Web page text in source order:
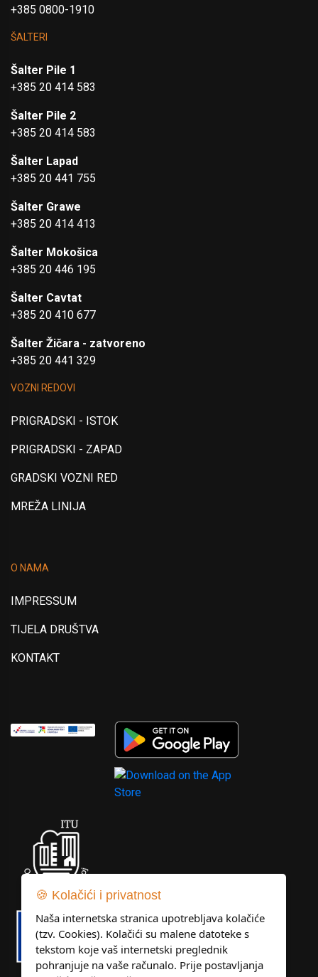
+385 0800-1910
ŠALTERI
Šalter Pile 1
+385 20 414 583
Šalter Pile 2
+385 20 414 583
Šalter Lapad
+385 20 441 755
Šalter Grawe
+385 20 414 413
Šalter Mokošica
+385 20 446 195
Šalter Cavtat
+385 20 410 677
Šalter Žičara - zatvoreno
+385 20 441 329
VOZNI REDOVI
PRIGRADSKI - ISTOK
PRIGRADSKI - ZAPAD
GRADSKI VOZNI RED
MREŽA LINIJA
O NAMA
IMPRESSUM
TIJELA DRUŠTVA
KONTAKT
🍪 Kolačići i privatnost
Naša internetska stranica upotrebljava kolačiće
(tzv. Cookies). Kolačići su malene datoteke s
tekstom koje vaš internetski preglednik
pohranjuje na vaše računalo. Prije postavljanja